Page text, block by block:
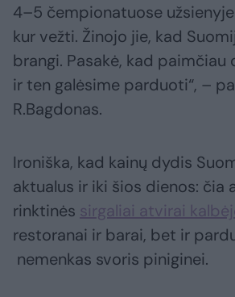
4–5 čempionatuose
kur vežti. Žinojo jie, kad
brangi. Pasakė, kad paimčiau
ir ten galėsime parduoti“, –
R.Bagdonas.
Ironiška, kad kainų dydis
aktualus ir iki šios dienos: čia
rinktinės sirgaliai atvirai
restoranai ir barai, bet ir
nemenkas svoris piniginei.